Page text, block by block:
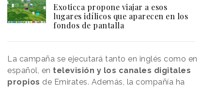
Exoticca propone viajar a esos
lugares idílicos que aparecen en los
fondos de pantalla
La campaña se ejecutará tanto en inglés como en
español, en televisión y los canales digitales
propios de Emirates. Además, la compañía ha